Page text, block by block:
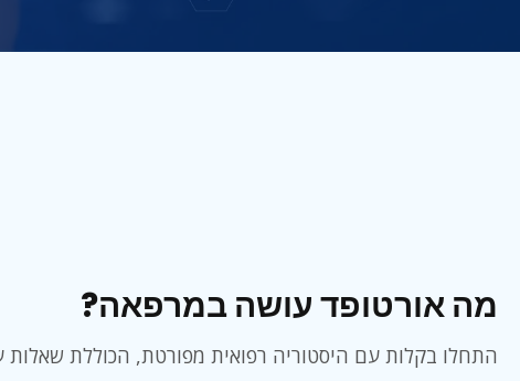
מה אורטופד עושה במרפאה?
התחלו בקלות עם היסטוריה רפואית מפורטת, הכוללת